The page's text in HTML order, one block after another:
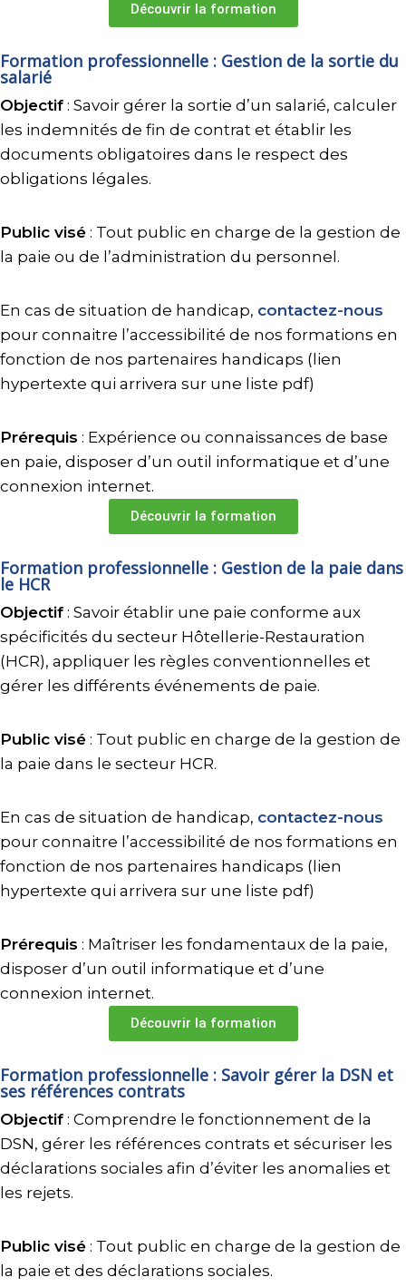
Découvrir la formation
Formation professionnelle : Gestion de la sortie du
salarié
Objectif : Savoir gérer la sortie d’un salarié, calculer
les indemnités de fin de contrat et établir les
documents obligatoires dans le respect des
obligations légales.
Public visé : Tout public en charge de la gestion de
la paie ou de l’administration du personnel.
En cas de situation de handicap, contactez-nous
pour connaitre l’accessibilité de nos formations en
fonction de nos partenaires handicaps (lien
hypertexte qui arrivera sur une liste pdf)
Prérequis : Expérience ou connaissances de base
en paie, disposer d’un outil informatique et d’une
connexion internet.
Découvrir la formation
Formation professionnelle : Gestion de la paie dans
le HCR
Objectif : Savoir établir une paie conforme aux
spécificités du secteur Hôtellerie-Restauration
(HCR), appliquer les règles conventionnelles et
gérer les différents événements de paie.
Public visé : Tout public en charge de la gestion de
la paie dans le secteur HCR.
En cas de situation de handicap, contactez-nous
pour connaitre l’accessibilité de nos formations en
fonction de nos partenaires handicaps (lien
hypertexte qui arrivera sur une liste pdf)
Prérequis : Maîtriser les fondamentaux de la paie,
disposer d’un outil informatique et d’une
connexion internet.
Découvrir la formation
Formation professionnelle : Savoir gérer la DSN et
ses références contrats
Objectif : Comprendre le fonctionnement de la
DSN, gérer les références contrats et sécuriser les
déclarations sociales afin d’éviter les anomalies et
les rejets.
Public visé : Tout public en charge de la gestion de
la paie et des déclarations sociales.